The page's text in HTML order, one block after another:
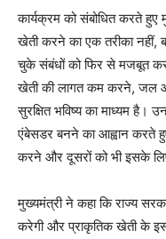
कार्यक्रम को संबोधित करते
खेती करने का एक तरीका नहीं,
चुके संबंधों को फिर से मजबूत
खेती की लागत कम करने, जल
सुरक्षित भविष्य का माध्यम है।
एंबेसडर बनने का आह्वान करते
करने और दूसरों को भी इसके
मुख्यमंत्री ने कहा कि राज्य
करेगी और प्राकृतिक खेती के